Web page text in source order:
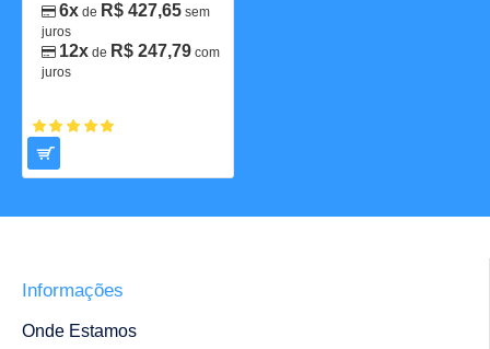
6x de R$ 427,65 sem
juros
12x de R$ 247,79 com
juros
Informações
Onde Estamos